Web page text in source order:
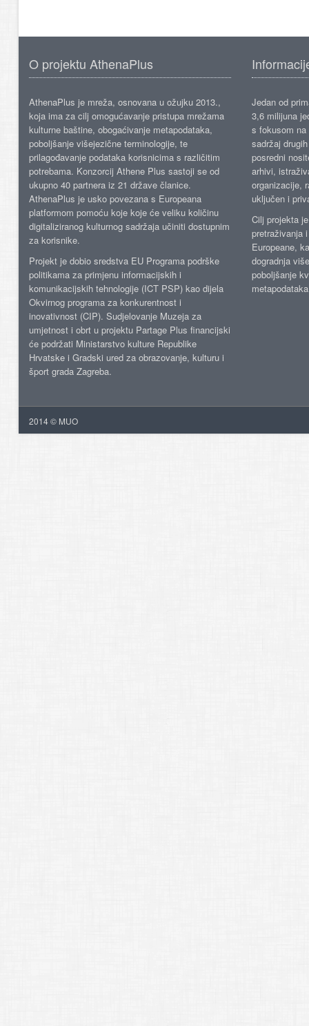
O projektu AthenaPlus
AthenaPlus je mreža, osnovana u ožujku 2013.,
koja ima za cilj omogućavanje pristupa mrežama
kulturne baštine, obogaćivanje metapodataka,
poboljšanje višejezične terminologije, te
prilagođavanje podataka korisnicima s različitim
potrebama. Konzorcij Athene Plus sastoji se od
ukupno 40 partnera iz 21 države članice.
AthenaPlus je usko povezana s Europeana
platformom pomoću koje koje će veliku količinu
digitaliziranog kulturnog sadržaja učiniti dostupnim
za korisnike.
Projekt je dobio sredstva EU Programa podrške
politikama za primjenu informacijskih i
komunikacijskih tehnologije (ICT PSP) kao dijela
Okvirnog programa za konkurentnost i
inovativnost (CIP). Sudjelovanje Muzeja za
umjetnost i obrt u projektu Partage Plus financijski
će podržati Ministarstvo kulture Republike
Hrvatske i Gradski ured za obrazovanje, kulturu i
šport grada Zagreba.
Jedan od
3,6 milijuna
s fokusom
sadržaj
posredni
arhivi,
organizacije,
uključen i
Cilj projekta
pretraživanja
Europeane,
dogradnja
poboljšanje
2014 © MUO